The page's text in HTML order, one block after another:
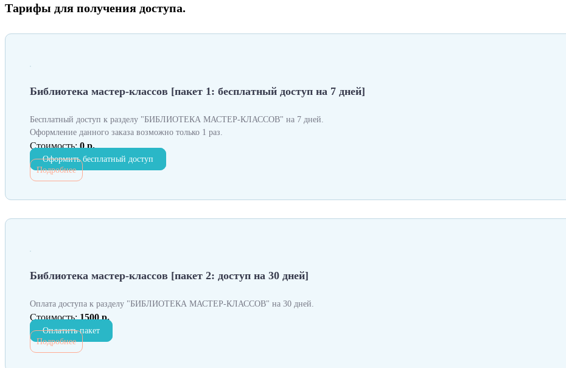
Тарифы для получения доступа.
Библиотека мастер-классов [пакет 1: бесплатный доступ на 7 дней]
Бесплатный доступ к разделу "БИБЛИОТЕКА МАСТЕР-КЛАССОВ" на 7 дней.
Оформление данного заказа возможно только 1 раз.
Стоимость: 0 р.
Оформить бесплатный доступ
Подробнее
Библиотека мастер-классов [пакет 2: доступ на 30 дней]
Оплата доступа к разделу "БИБЛИОТЕКА МАСТЕР-КЛАССОВ" на 30 дней.
Стоимость: 1500 р.
Оплатить пакет
Подробнее